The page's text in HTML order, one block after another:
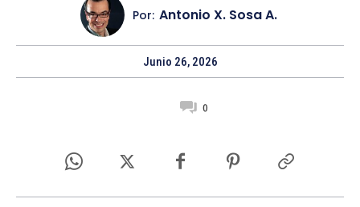
Por: Antonio X. Sosa A.
Junio 26, 2026
0